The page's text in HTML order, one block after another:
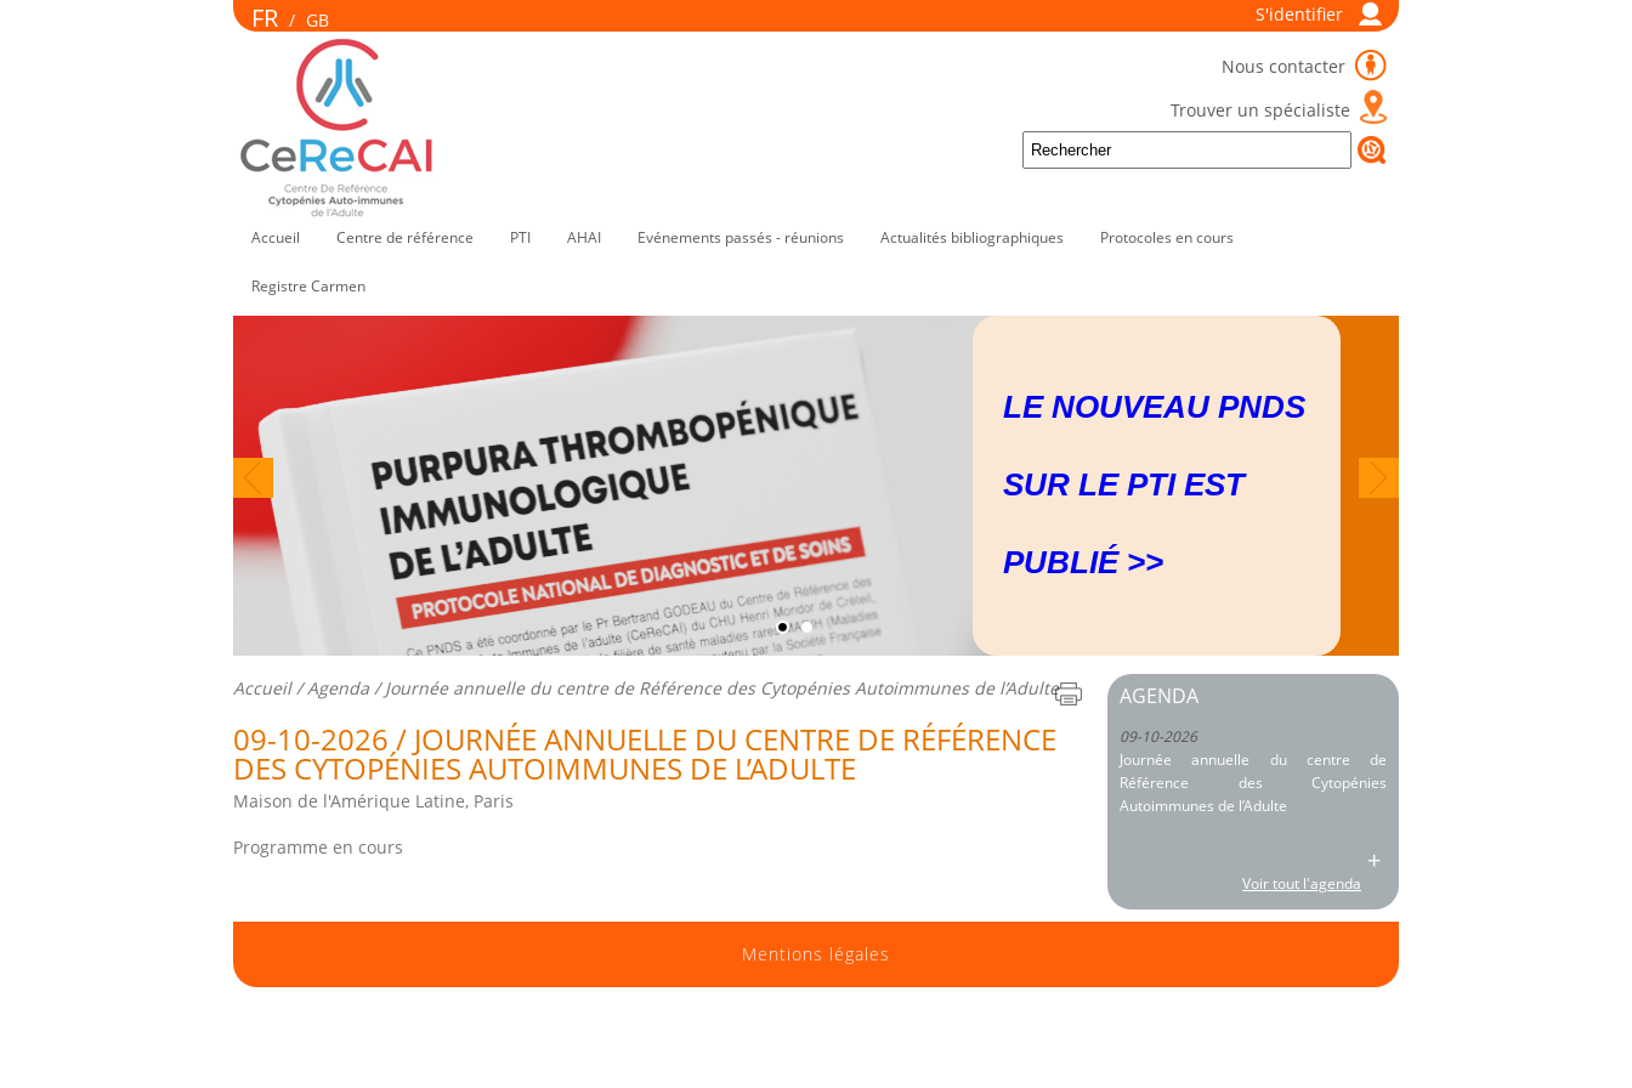
FR / GB S'identifier
Nous contacter
Trouver un spécialiste
Accueil Centre de référence PTI AHAI Evénements passés - réunions Actualités bibliographiques Protocoles en cours
Registre Carmen
LE NOUVEAU PNDS
SUR LE PTI EST
PUBLIÉ >>
Accueil/Agenda / Journée annuelle du centre de Référence des Cytopénies Autoimmunes de l’Adulte
09-10-2026 / JOURNÉE ANNUELLE DU CENTRE DE RÉFÉRENCE
DES CYTOPÉNIES AUTOIMMUNES DE L’ADULTE
Maison de l'Amérique Latine, Paris
Programme en cours
AGENDA
09-10-2026
Journée annuelle du centre de
Référence des Cytopénies
Autoimmunes de l’Adulte
+
Voir tout l'agenda
Mentions légales